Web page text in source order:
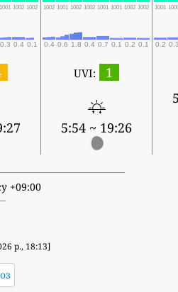
1001 1002 1002 1002 1001 1002 1002 1001 1001 1002 1002 1001
0.3 0.4 0.1 0.4 0.6 1.8 0.4 0.7 0.1 0.2 0.1 0.2 0.3
UVI: 1
5:54 ~ 19:26
+09:00
р., 18:13]